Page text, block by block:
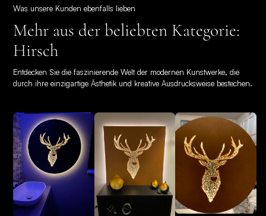
Was unsere Kunden ebenfalls lieben
Mehr aus der beliebten Kategorie:
Hirsch
Entdecken Sie die faszinierende Welt der modernen Kunstwerke, die
durch ihre einzigartige Ästhetik und kreative Ausdrucksweise bestechen.